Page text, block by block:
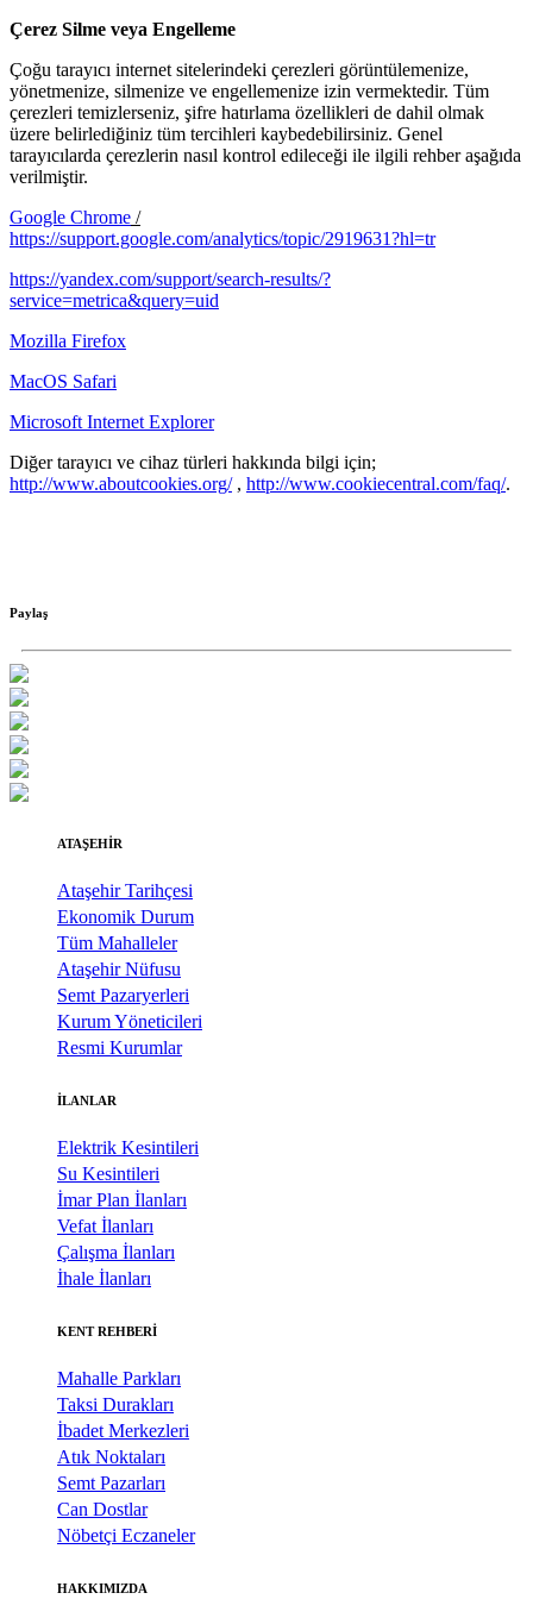
Çerez Silme veya Engelleme
Çoğu tarayıcı internet sitelerindeki çerezleri görüntülemenize,
yönetmenize, silmenize ve engellemenize izin vermektedir. Tüm
çerezleri temizlerseniz, şifre hatırlama özellikleri de dahil olmak
üzere belirlediğiniz tüm tercihleri kaybedebilirsiniz. Genel
tarayıcılarda çerezlerin nasıl kontrol edileceği ile ilgili rehber aşağıda
verilmiştir.
Google Chrome /
https://support.google.com/analytics/topic/2919631?hl=tr
https://yandex.com/support/search-results/?
service=metrica&query=uid
Mozilla Firefox
MacOS Safari
Microsoft Internet Explorer
Diğer tarayıcı ve cihaz türleri hakkında bilgi için;
http://www.aboutcookies.org/, http://www.cookiecentral.com/faq/.
Paylaş
ATAŞEHİR
Ataşehir Tarihçesi
Ekonomik Durum
Tüm Mahalleler
Ataşehir Nüfusu
Semt Pazaryerleri
Kurum Yöneticileri
Resmi Kurumlar
İLANLAR
Elektrik Kesintileri
Su Kesintileri
İmar Plan İlanları
Vefat İlanları
Çalışma İlanları
İhale İlanları
KENT REHBERİ
Mahalle Parkları
Taksi Durakları
İbadet Merkezleri
Atık Noktaları
Semt Pazarları
Can Dostlar
Nöbetçi Eczaneler
HAKKIMIZDA